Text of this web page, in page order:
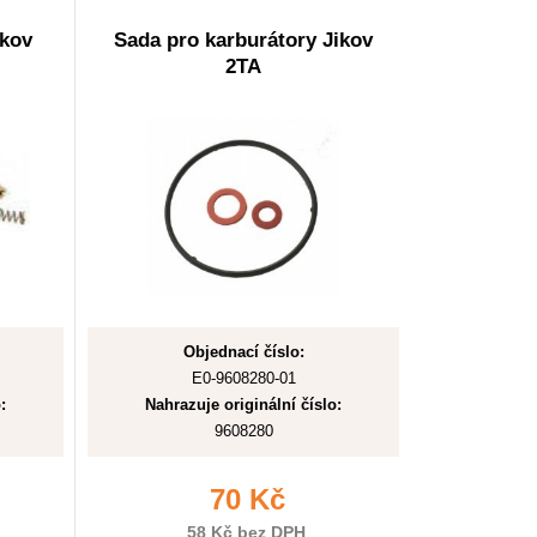
Sada pro karburátory Jikov
2TA
Objednací číslo:
E0-9608280-01
Nahrazuje originální číslo:
9608280
70 Kč
58 Kč bez DPH